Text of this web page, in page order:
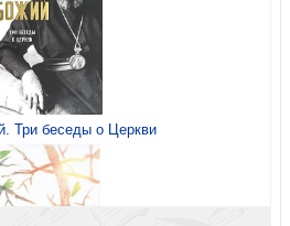
Три беседы о Церкви